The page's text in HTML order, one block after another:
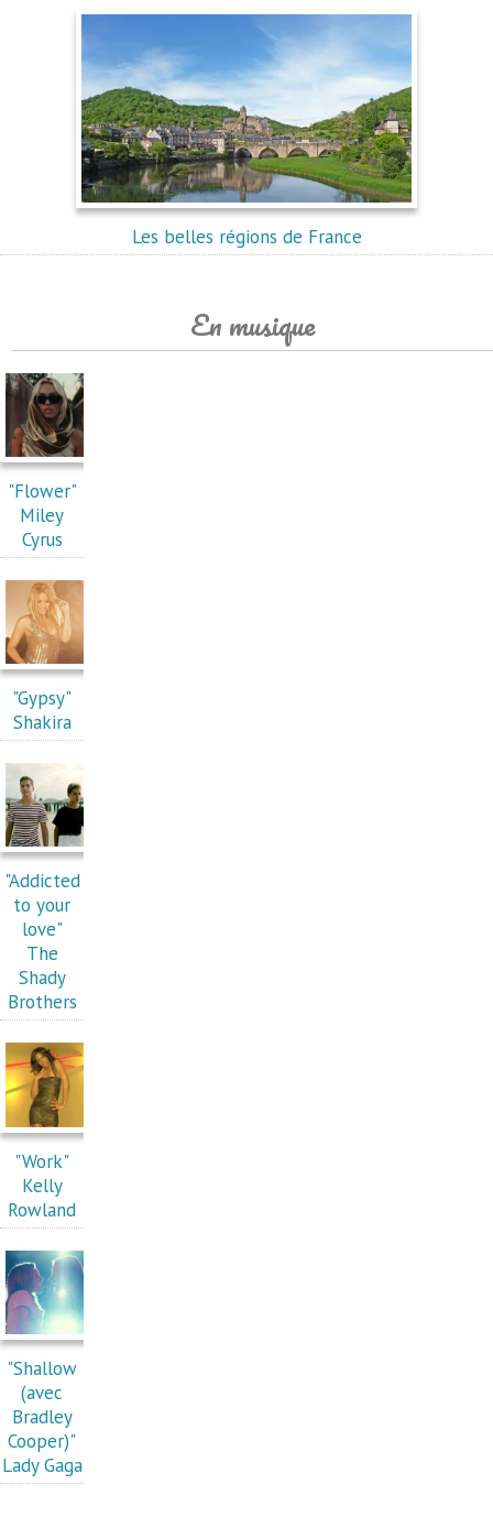
Les belles régions de France
En musique
"Flower"
Miley
Cyrus
"Gypsy"
Shakira
"Addicted
to your
love"
The
Shady
Brothers
"Work"
Kelly
Rowland
"Shallow
(avec
Bradley
Cooper)"
Lady Gaga